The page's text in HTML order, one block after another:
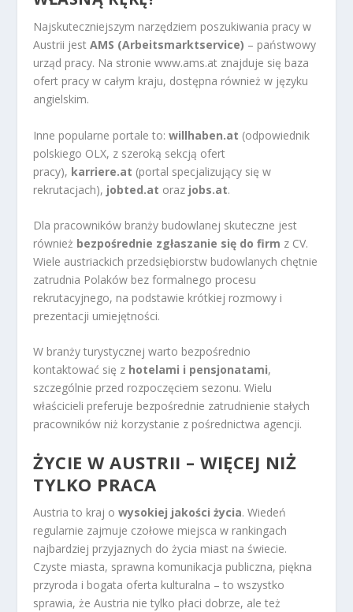
Najskuteczniejszym narzędziem poszukiwania pracy w
Austrii jestAMS (Arbeitsmarktservice) – państwowy
urząd pracy. Na stronie www.ams.at znajduje się baza
ofert pracy w całym kraju, dostępna również w języku
angielskim.
Inne popularne portale to:willhaben.at (odpowiednik
polskiego OLX, z szeroką sekcją ofert
pracy), karriere.at (portal specjalizujący się w
rekrutacjach), jobted.at oraz jobs.at.
Dla pracowników branży budowlanej skuteczne jest
również bezpośrednie zgłaszanie się do firm z CV.
Wiele austriackich przedsiębiorstw budowlanych chętnie
zatrudnia Polaków bez formalnego procesu
rekrutacyjnego, na podstawie krótkiej rozmowy i
prezentacji umiejętności.
W branży turystycznej warto bezpośrednio
kontaktować się z hotelami i pensjonatami,
szczególnie przed rozpoczęciem sezonu. Wielu
właścicieli preferuje bezpośrednie zatrudnienie stałych
pracowników niż korzystanie z pośrednictwa agencji.
ŻYCIE W AUSTRII – WIĘCEJ NIŻ
TYLKO PRACA
Austria to kraj owysokiej jakości życia. Wiedeń
regularnie zajmuje czołowe miejsca w rankingach
najbardziej przyjaznych do życia miast na świecie.
Czyste miasta, sprawna komunikacja publiczna, piękna
przyroda i bogata oferta kulturalna – to wszystko
sprawia, że Austria nie tylko płaci dobrze, ale też